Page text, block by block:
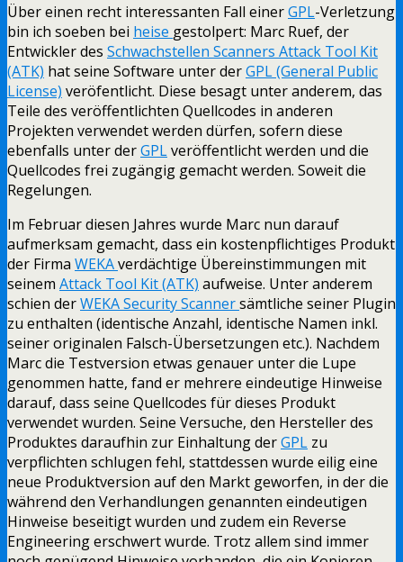
Über einen recht interessanten Fall einerGPL-Verletzung
bin ich soeben bei heise gestolpert: Marc Ruef, der
Entwickler des Schwachstellen Scanners Attack Tool Kit
(ATK) hat seine Software unter derGPL (General Public
License) veröfentlicht. Diese besagt unter anderem, das
Teile des veröffentlichten Quellcodes in anderen
Projekten verwendet werden dürfen, sofern diese
ebenfalls unter derGPLveröffentlicht werden und die
Quellcodes frei zugängig gemacht werden. Soweit die
Regelungen.
Im Februar diesen Jahres wurde Marc nun darauf
aufmerksam gemacht, dass ein kostenpflichtiges Produkt
der Firma WEKAverdächtige Übereinstimmungen mit
seinem Attack Tool Kit (ATK) aufweise. Unter anderem
schien derWEKA Security Scannersämtliche seiner Plugin
zu enthalten (identische Anzahl, identische Namen inkl.
seiner originalen Falsch-Übersetzungen etc.). Nachdem
Marc die Testversion etwas genauer unter die Lupe
genommen hatte, fand er mehrere eindeutige Hinweise
darauf, dass seine Quellcodes für dieses Produkt
verwendet wurden. Seine Versuche, den Hersteller des
Produktes daraufhin zur Einhaltung derGPL zu
verpflichten schlugen fehl, stattdessen wurde eilig eine
neue Produktversion auf den Markt geworfen, in der die
während den Verhandlungen genannten eindeutigen
Hinweise beseitigt wurden und zudem ein Reverse
Engineering erschwert wurde. Trotz allem sind immer